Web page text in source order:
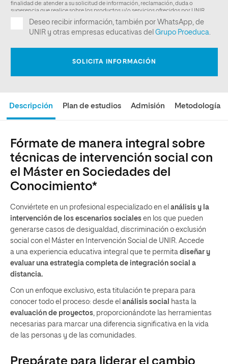
Descripción Plan de estudios Admisión Metodología
Fórmate de manera integral sobre
técnicas de intervención social con
el Máster en Sociedades del
Conocimiento*
Conviértete en un profesional especializado en el análisis y la
intervención de los escenarios sociales en los que pueden
generarse casos de desigualdad, discriminación o exclusión
social con el Máster en Intervención Social de UNIR. Accede
a una experiencia educativa integral que te permita diseñar y
evaluar una estrategia completa de integración social a
distancia.
Con un enfoque exclusivo, esta titulación te prepara para
conocer todo el proceso: desde el análisis social
hasta la
evaluación de proyectos, proporcionándote las herramientas
necesarias para marcar una diferencia significativa en la vida
de las personas y de las comunidades.
Prepárate para liderar el cambio